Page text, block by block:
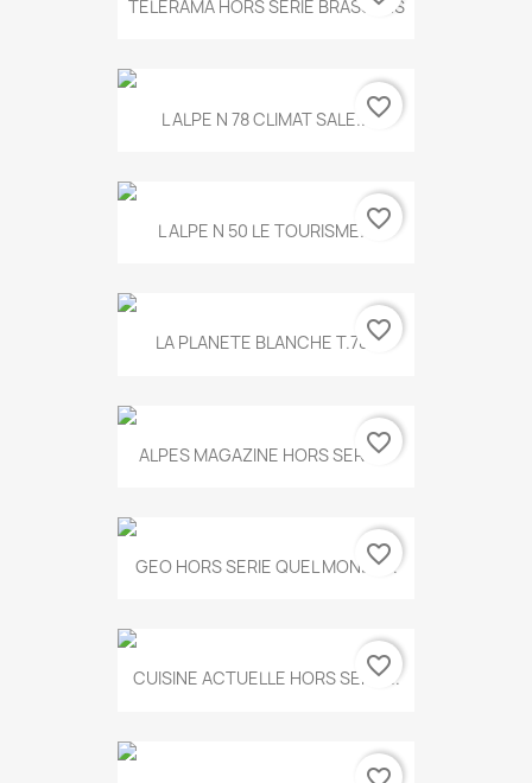
TELERAMA HORS SERIE BRASSENS
L ALPE N 78 CLIMAT SALE...favorite_border
L ALPE N 50 LE TOURISME...favorite_border
LA PLANETE BLANCHE T.785favorite_border
ALPES MAGAZINE HORS SERIE...
favorite_border
GEO HORS SERIE QUEL MONDE...
favorite_border
CUISINE ACTUELLE HORS SERIE...
favorite_border